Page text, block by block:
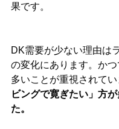
果です。
DK需要が少ない理由は
の変化にあります。か
多いことが重視されて
ビングで寛ぎたい」方
た。